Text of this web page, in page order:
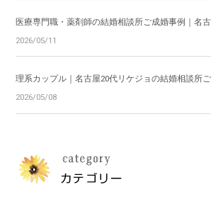
医療専門職・薬剤師の結婚相談所ご成婚事例｜名
2026/05/11
理系カップル｜名古屋20代リケジョの結婚相談所
2026/05/08